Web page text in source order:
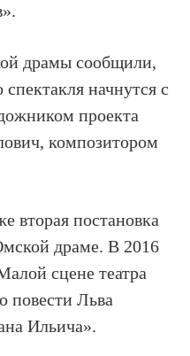
драмы сообщили,
начнутся с
проекта
композитором
вторая постановка
драме. В 2016
сцене театра
повести Льва
Ильича».